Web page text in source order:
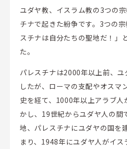
ユダヤ教、イスラム教の3つの
チナで起きた紛争です。3つの
スチナは自分たちの聖地だ！」
た。
パレスチナは2000年以上前、
したが、ローマの支配やオスマ
史を経て、1000年以上アラブ人
かし、19世紀からユダヤ人の間
地、パレスチナにユダヤの国を
まり、1948年にユダヤ人がイス